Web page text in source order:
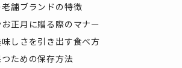
舗ブランドの特徴
正月に贈る際のマナー
しさを引き出す食べ方
ための保存方法